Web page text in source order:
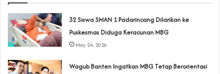
‎32 Siswa SMAN 1 Padarincang Dilarikan ke
Puskesmas Diduga Keracunan MBG
May 24, 2026
Wagub Banten Ingatkan MBG Tetap Berorientasi